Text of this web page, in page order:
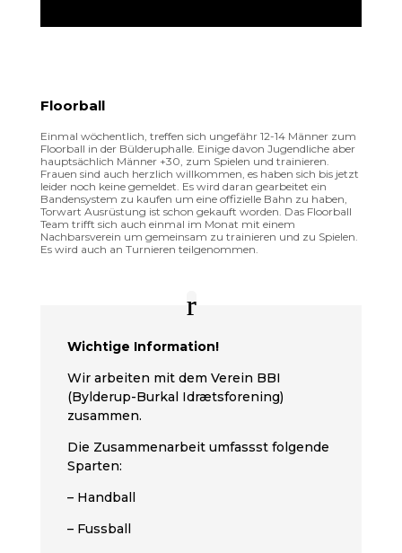
Floorball
Einmal wöchentlich, treffen sich ungefähr 12-14 Männer zum
Floorball in der Bülderuphalle. Einige davon Jugendliche aber
hauptsächlich Männer +30, zum Spielen und trainieren.
Frauen sind auch herzlich willkommen, es haben sich bis jetzt
leider noch keine gemeldet. Es wird daran gearbeitet ein
Bandensystem zu kaufen um eine offizielle Bahn zu haben,
Torwart Ausrüstung ist schon gekauft worden. Das Floorball
Team trifft sich auch einmal im Monat mit einem
Nachbarsverein um gemeinsam zu trainieren und zu Spielen.
Es wird auch an Turnieren teilgenommen.
Wichtige Information!
Wir arbeiten mit dem Verein BBI
(Bylderup-Burkal Idrætsforening)
zusammen.
Die Zusammenarbeit umfassst folgende
Sparten:
– Handball
– Fussball